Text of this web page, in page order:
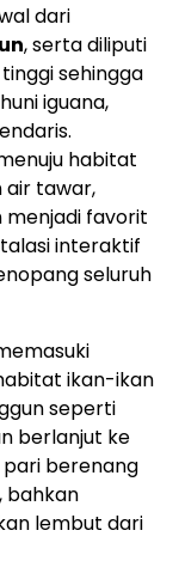
dari
, serta diliputi
sehingga
iguana,
habitat
air tawar,
favorit
interaktif
seluruh
ikan-ikan
seperti
berlanjut ke
berenang
bahkan
lembut dari